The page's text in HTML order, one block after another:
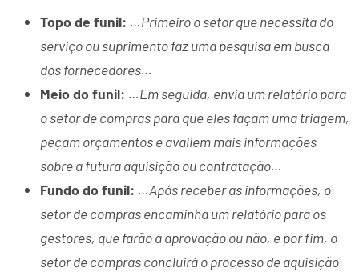
Topo de funil: …Primeiro o setor que necessita do
serviço ou suprimento faz uma pesquisa em busca
dos fornecedores…
Meio do funil: …Em seguida, envia um relatório para
o setor de compras para que eles façam uma triagem,
peçam orçamentos e avaliem mais informações
sobre a futura aquisição ou contratação…
Fundo do funil: …Após receber as informações, o
setor de compras encaminha um relatório para os
gestores, que farão a aprovação ou não, e por fim, o
setor de compras concluirá o processo de aquisição